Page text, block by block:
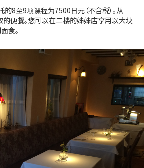
8至9项课程为7500日元（不含税）。从
便餐。您可以在二楼的姊妹店享用以大块
食。